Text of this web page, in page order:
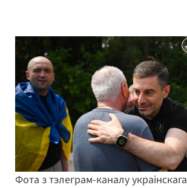
Фота з тэлеграм-каналу украінскага